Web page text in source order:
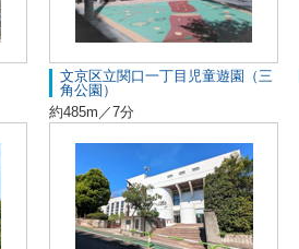
文京区立関口一丁目児童遊園（三
角公園）
約485m／7分